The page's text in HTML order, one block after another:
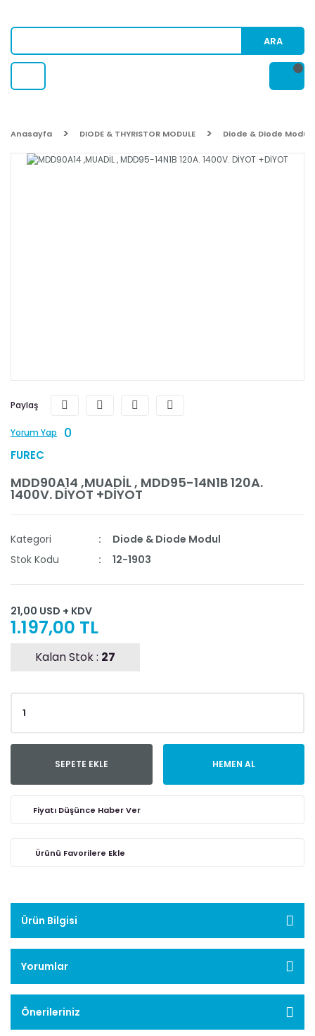
ARA
Anasayfa DIODE & THYRISTOR MODULE Diode & Diode Modul
Paylaş
Yorum Yap 0
FUREC
MDD90A14 ,MUADİL , MDD95-14N1B 120A.
1400V. DİYOT +DİYOT
Kategori
Diode & Diode Modul
Stok Kodu
12-1903
21,00 USD + KDV
1.197,00 TL
Kalan Stok : 27
SEPETE EKLE HEMEN AL
Fiyatı Düşünce Haber Ver
Ürün Bilgisi
Yorumlar
Önerileriniz